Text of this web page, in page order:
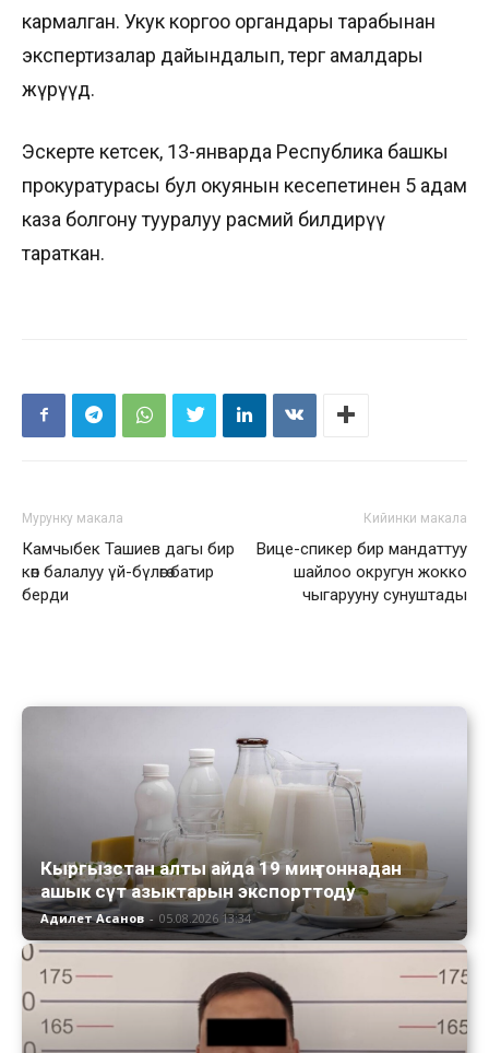
кармалган. Укук коргоо органдары тарабынан
экспертизалар дайындалып, тергөө амалдары
жүрүүдө.
Эскерте кетсек, 13-январда Республика башкы
прокуратурасы бул окуянын кесепетинен 5 адам
каза болгону тууралуу расмий билдирүү
тараткан.
Мурунку макала
Камчыбек Ташиев дагы бир
көп балалуу үй-бүлөгө батир
берди
Кийинки макала
Вице-спикер бир мандаттуу
шайлоо округун жокко
чыгарууну сунуштады
Кыргызстан алты айда 19 миң тоннадан
ашык сүт азыктарын экспорттоду
Адилет Асанов - 05.08.2026 13:34